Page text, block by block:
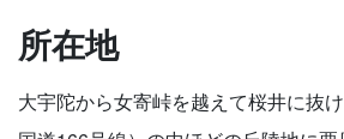
所在地
大宇陀から女寄峠を越えて桜井に抜